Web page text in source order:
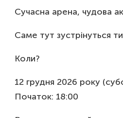
Сучасна арена, чудова
Саме тут зустрінуться
Коли?
12 грудня 2026 року
Початок: 18:00